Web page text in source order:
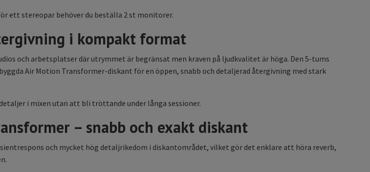
ett stereopar behöver du beställa 2 st monitorer.
i kompakt format
och arbetsplatser där utrymmet är begränsat men kraven på ljudkvalitet är höga. Den 5-tums
Air Motion Transformer-diskant för en öppen, snabb och detaljerad återgivning med stark
i mixen utan att bli tröttande under långa sessioner.
– snabb och exakt diskant
och mycket hög detaljrikedom i diskantområdet, vilket gör det enklare att höra reverb,